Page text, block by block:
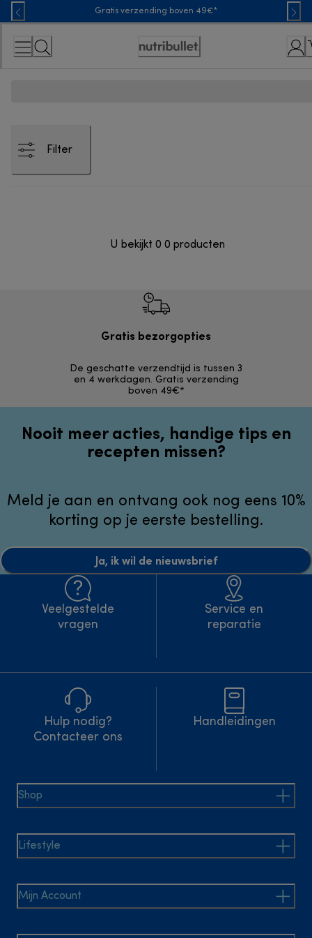
Skip
to
Content
Gratis verzending boven 49€*
Toegankelijkheidsverklaring
Filter
U bekijkt 0 0 producten
Gratis bezorgopties
De geschatte verzendtijd is tussen 3
en 4 werkdagen. Gratis verzending
boven 49€*
Nooit meer acties, handige tips en
recepten missen?
Meld je aan en ontvang ook nog eens 10%
korting op je eerste bestelling.
Ja, ik wil de nieuwsbrief
Veelgestelde
vragen
Service en
reparatie
Hulp nodig?
Contacteer ons
Handleidingen
Shop
Lifestyle
Mijn Account